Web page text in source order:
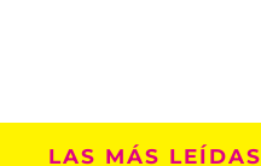
LAS MÁS LEÍDAS